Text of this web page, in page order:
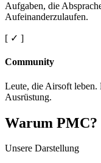
Aufgaben, die
Aufeinanderzulaufen.
[ ✓ ]
Community
Leute, die Airsoft leben.
Ausrüstung.
Warum PMC?
Unsere Darstellung